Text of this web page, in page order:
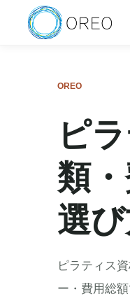
OREO
ピ
類
選び
ピラティス
ー・費用総